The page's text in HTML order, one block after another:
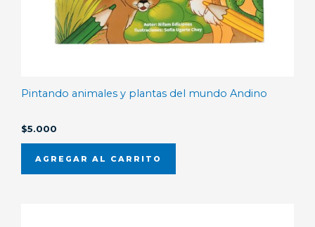
Pintando animales y plantas del mundo Andino
$5.000
AGREGAR AL CARRITO